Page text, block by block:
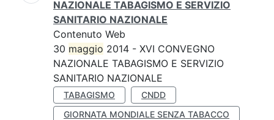
NAZIONALE TABAGISMO E SERVIZIO
SANITARIO NAZIONALE
Contenuto Web
30 maggio 2014 - XVI CONVEGNO
NAZIONALE TABAGISMO E SERVIZIO
SANITARIO NAZIONALE
TABAGISMO
CNDD
GIORNATA MONDIALE SENZA TABACCO